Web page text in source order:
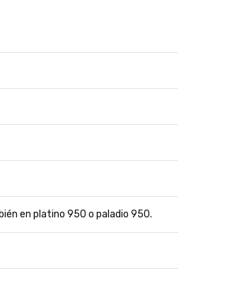
en platino 950 o paladio 950.